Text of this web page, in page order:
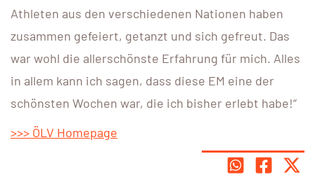
Athleten aus den verschiedenen Nationen haben
zusammen gefeiert, getanzt und sich gefreut. Das
war wohl die allerschönste Erfahrung für mich. Alles
in allem kann ich sagen, dass diese EM eine der
schönsten Wochen war, die ich bisher erlebt habe!“
>>> ÖLV Homepage